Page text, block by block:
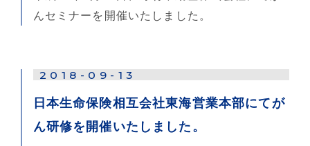
んセミナーを開催いたしました。
2018-09-13
日本生命保険相互会社東海営業本部にてが
ん研修を開催いたしました。